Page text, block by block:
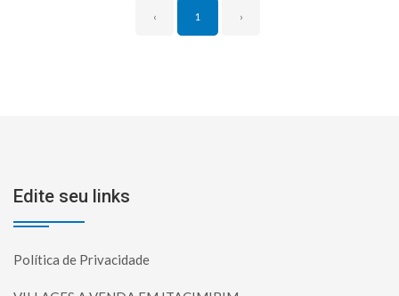
‹ 1 ›
Edite seu links
Política de Privacidade